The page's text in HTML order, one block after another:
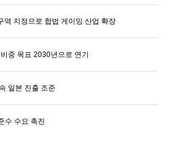
역 지정으로 합법 게이밍 산업 확장
중 목표 2030년으로 연기
일본 진출 조준
수 수요 촉진